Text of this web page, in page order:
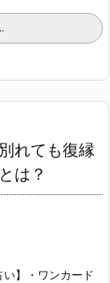
れても復縁
は？
】
・ワンカード